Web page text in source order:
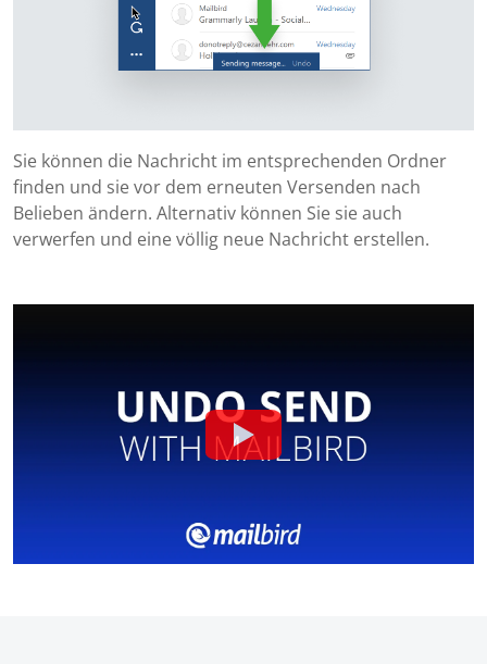
Sie können die Nachricht im entsprechenden Ordner
finden und sie vor dem erneuten Versenden nach
Belieben ändern. Alternativ können Sie sie auch
verwerfen und eine völlig neue Nachricht erstellen.